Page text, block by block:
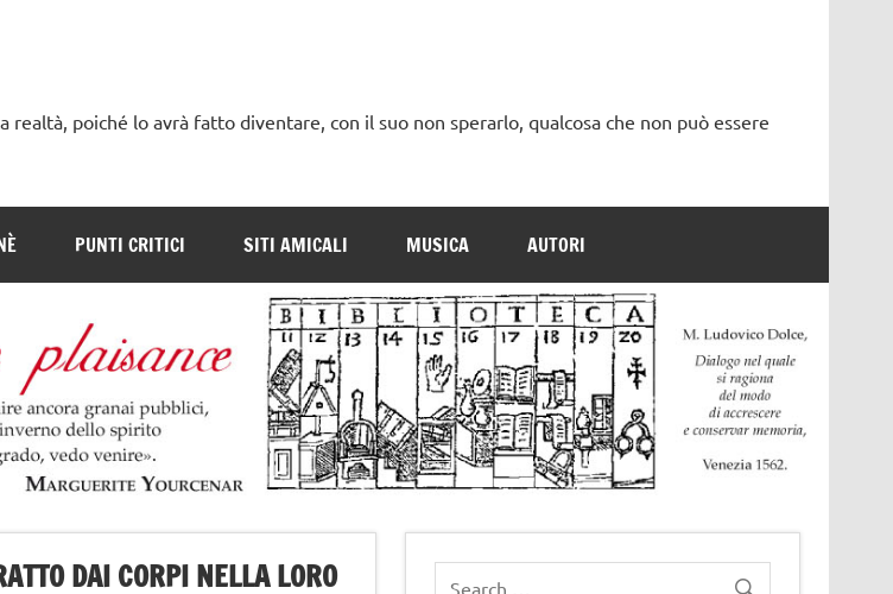
poiché lo avrà fatto diventare, con il suo non sperarlo, qualcosa che non può essere
PUNTI CRITICI SITI AMICALI MUSICA AUTORI
DAI CORPI NELLA LORO